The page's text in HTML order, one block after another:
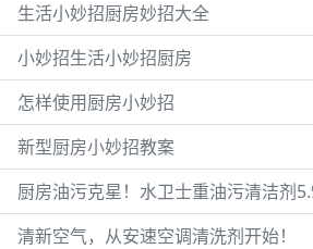
生活小妙招厨房妙招大全
小妙招生活小妙招厨房
怎样使用厨房小妙招
新型厨房小妙招教案
厨房油污克星！水卫士重油污清洁剂
清新空气，从安速空调清洗剂开始！